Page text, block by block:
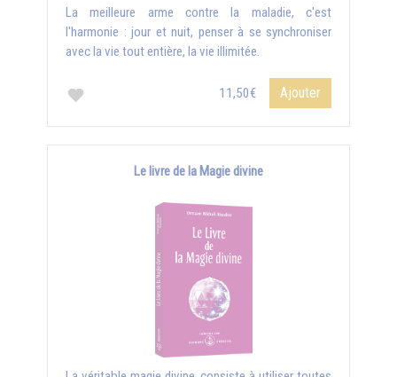
La meilleure arme contre la maladie, c'est
l'harmonie : jour et nuit, penser à se synchroniser
avec la vie tout entière, la vie illimitée.
11,50€ Ajouter
Le livre de la Magie divine